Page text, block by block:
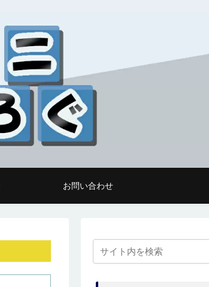
お問い合わせ